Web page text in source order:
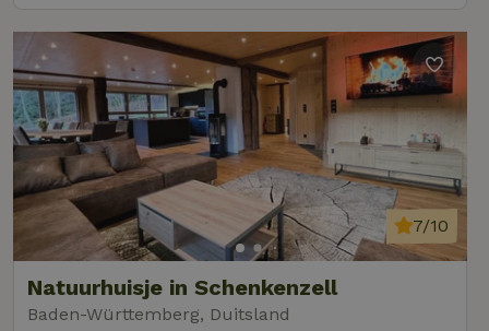
Natuurhuisje in Schenkenzell
Baden-Württemberg, Duitsland
7/10